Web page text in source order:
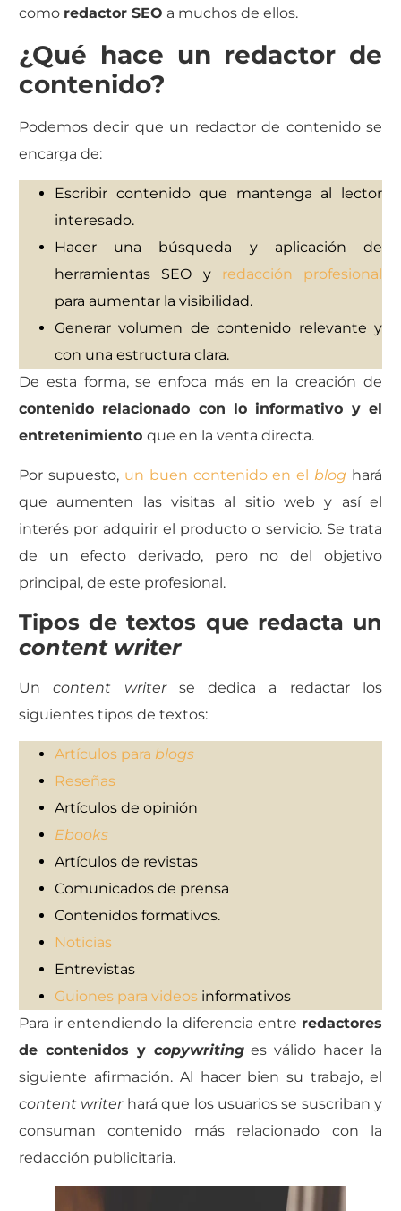
como redactor SEO a muchos de ellos.
¿Qué hace un redactor de
contenido?
Podemos decir que un redactor de contenido se
encarga de:
Escribir contenido que mantenga al lector
interesado.
Hacer una búsqueda y aplicación de
herramientas SEO y redacción profesional
para aumentar la visibilidad.
Generar volumen de contenido relevante y
con una estructura clara.
De esta forma, se enfoca más en la creación de
contenido relacionado con lo informativo y el
entretenimiento que en la venta directa.
Por supuesto, un buen contenido en elblog hará
que aumenten las visitas al sitio web y así el
interés por adquirir el producto o servicio. Se trata
de un efecto derivado, pero no del objetivo
principal, de este profesional.
Tipos de textos que redacta un
content writer
Uncontent writerse dedica a redactar los
siguientes tipos de textos:
Artículos para blogs
Reseñas
Artículos de opinión
Ebooks
Artículos de revistas
Comunicados de prensa
Contenidos formativos.
Noticias
Entrevistas
Guiones para videos informativos
Para ir entendiendo la diferencia entre redactores
de contenidos y copywritinges válido hacer la
siguiente afirmación. Al hacer bien su trabajo, el
content writerhará que los usuarios se suscriban y
consuman contenido más relacionado con la
redacción publicitaria.